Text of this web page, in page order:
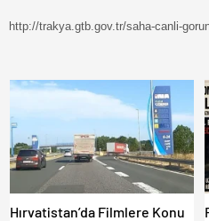
http://trakya.gtb.gov.tr/saha-canli-
Hırvatistan’da Filmlere Konu